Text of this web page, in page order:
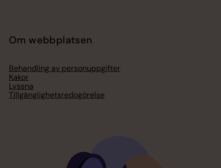
Om webbplatsen
Behandling av personuppgifter
Kakor
Lyssna
Tillgänglighetsredogörelse